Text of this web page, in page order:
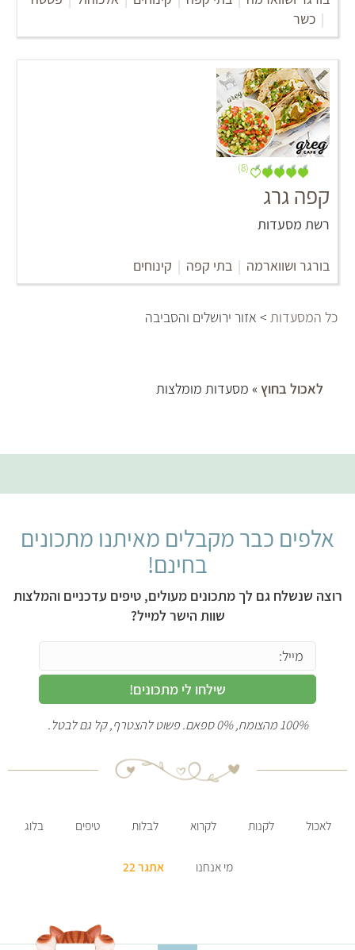
| כשר
(8)
קפה גרג
רשת מסעדות
בורגר ושווארמה | בתי קפה | קינוחים
כל המסעדות > אזור ירושלים והסביבה
לאכול בחוץ » מסעדות מומלצות
אלפים כבר מקבלים מאיתנו מתכונים
בחינם!
רוצה שנשלח גם לך מתכונים מעולים, טיפים עדכניים והמלצות
שוות הישר למייל?
שילחו לי מתכונים!
100% מהצומח, 0% ספאם. פשוט להצטרף, קל גם לבטל.
לאכול לקנות לקרוא לבלות טיפים בלוג
מי אנחנו אתגר 22